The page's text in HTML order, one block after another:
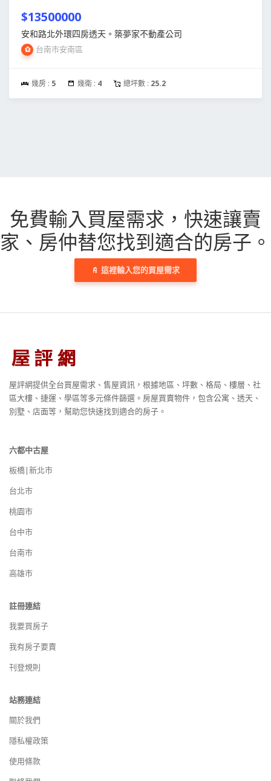
$13500000
安和路北外環四房透天。築夢家不動產公司
台南市安南區
幾房 : 5 幾衛 : 4 總坪數 : 25.2
免費輸入買屋需求， 快速讓賣
家、房仲替您找到適合的房子。
這裡輸入您的買屋需求
屋評網提供全台買屋需求、售屋資訊，根據地區、坪數、格局、樓層、社
區大樓、捷運、學區等多元條件篩選。房屋買賣物件，包含公寓、透天、
別墅、店面等，幫助您快速找到適合的房子。
六都中古屋
板橋|新北市
台北市
桃園市
台中市
台南市
高雄市
註冊連結
我要買房子
我有房子要賣
刊登規則
站務連結
關於我們
隱私權政策
使用條款